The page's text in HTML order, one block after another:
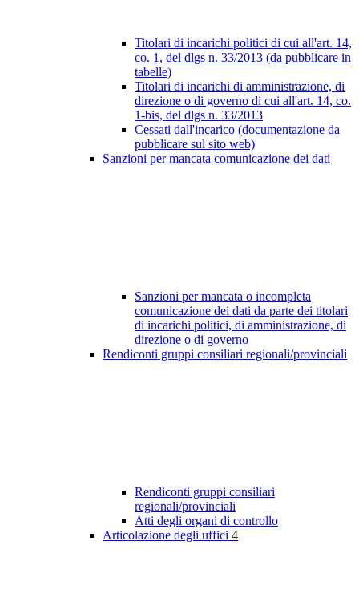
Titolari di incarichi politici di cui all'art. 14,
co. 1, del dlgs n. 33/2013 (da pubblicare in
tabelle)
Titolari di incarichi di amministrazione, di
direzione o di governo di cui all'art. 14, co.
1-bis, del dlgs n. 33/2013
Cessati dall'incarico (documentazione da
pubblicare sul sito web)
Sanzioni per mancata comunicazione dei dati
Sanzioni per mancata o incompleta
comunicazione dei dati da parte dei titolari
di incarichi politici, di amministrazione, di
direzione o di governo
Rendiconti gruppi consiliari regionali/provinciali
Rendiconti gruppi consiliari
regionali/provinciali
Atti degli organi di controllo
Articolazione degli uffici 4